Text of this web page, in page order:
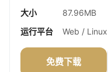
大小
87.96MB
运行平台
Web / Linux
免费下载